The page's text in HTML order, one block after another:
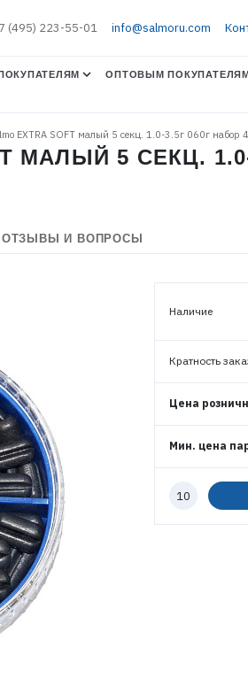
ВОЙТИ
ПАРОЛЬ?
ОПТ
РОЗНИЦА
(495) 223-55-01 info@salmoru.com
ОПТОВЫМ
EXTRA SOFT малый 5 секц. 1.0-3.5г 060г набор 4
МАЛЫЙ 5 СЕКЦ.
ОТЗЫВЫ И ВОПРОСЫ
Наличие
Кратность
Цена
Мин. цена
Количество